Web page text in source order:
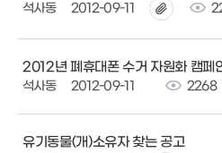
석사동 2012-09-11
2012년 폐휴대폰 수거 자원화 캠페
석사동 2012-09-11 2268
유기동물(개)소유자 찾는 공고